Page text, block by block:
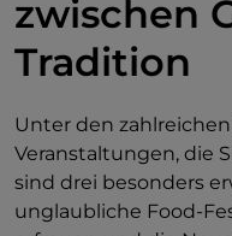
zwischen
Tradition
Unter den
Veranstaltungen, die
sind drei besonders
unglaubliche Food-